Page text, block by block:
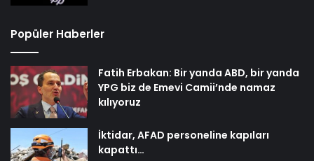
Popüler Haberler
Fatih Erbakan: Bir yanda ABD, bir yanda
YPG biz de Emevi Camii’nde namaz
kılıyoruz
İktidar, AFAD personeline kapıları
kapattı…